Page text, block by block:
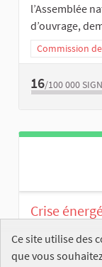
l’Assemblée
d’ouvrage,
Commission
16/100 000
Crise
collectives.
Ce site utilise des
que vous